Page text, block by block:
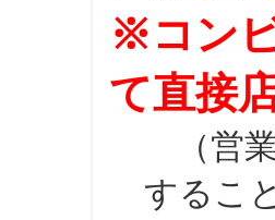
※コン
て直接
（営業
するこ